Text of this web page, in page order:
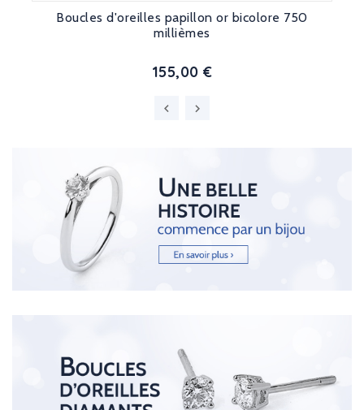
Boucles d'oreilles papillon or bicolore 750
millièmes
155,00 €